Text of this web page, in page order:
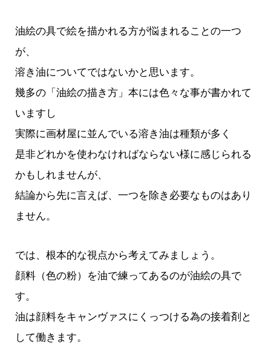
油絵の具で絵を描かれる方が悩まれることの一つ
が、
溶き油についてではないかと思います。
幾多の「油絵の描き方」本には色々な事が書かれて
いますし
実際に画材屋に並んでいる溶き油は種類が多く
是非どれかを使わなければならない様に感じられる
かもしれませんが、
結論から先に言えば、一つを除き必要なものはあり
ません。
では、根本的な視点から考えてみましょう。
顔料（色の粉）を油で練ってあるのが油絵の具で
す。
油は顔料をキャンヴァスにくっつける為の接着剤と
して働きます。